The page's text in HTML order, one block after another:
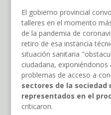
El gobierno provincial
talleres en el momento
de la pandemia de
retiro de esa instancia
situación sanitaria
ciudadana,
problemas de acceso a
sectores de la sociedad
representados en el
criticaron.